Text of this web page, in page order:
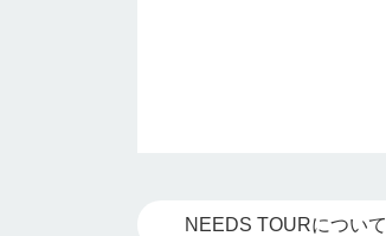
NEEDS TOURについて